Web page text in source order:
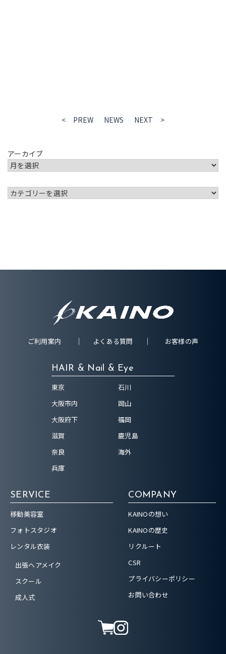
< PREW NEWS NEXT >
アーカイブ
ご利用案内 よくある質問 お客様の声
HAIR & Nail & Eye
東京
大阪市内
大阪府下
滋賀
奈良
兵庫
石川
岡山
福岡
鹿児島
海外
SERVICE
移動美容室
フォトスタジオ
レンタル衣装
出張ヘアメイク
スクール
成人式
COMPANY
KAINOの想い
KAINOの歴史
リクルート
CSR
プライバシーポリシー
お問い合わせ